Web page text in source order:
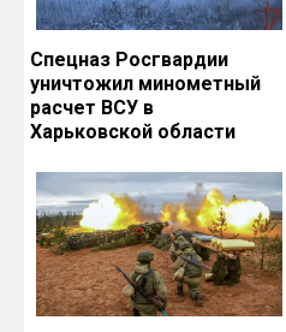
Спецназ Росгвардии
уничтожил минометный
расчет ВСУ в
Харьковской области